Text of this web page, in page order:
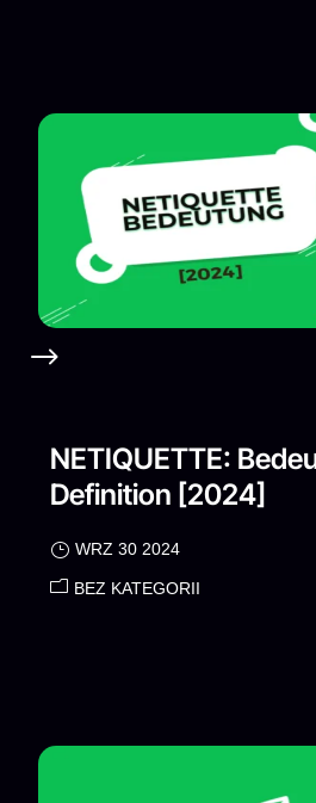
NETIQUETTE:
Definition [2024]
WRZ 30 2024
BEZ KATEGORII